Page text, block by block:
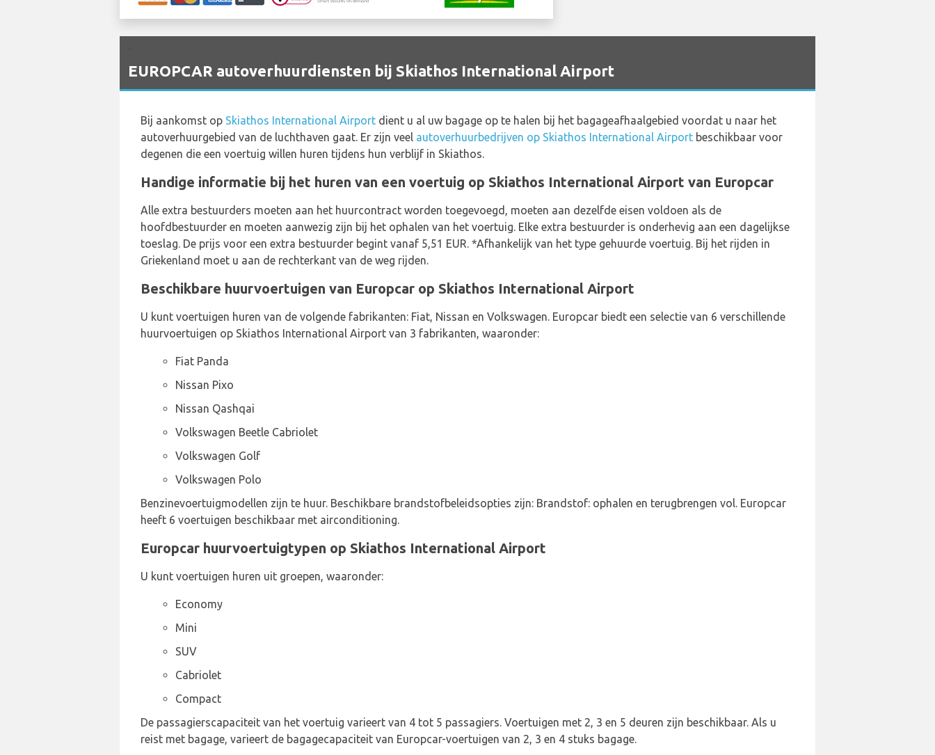
EUROPCAR autoverhuurdiensten bij Skiathos International Airport
Bij aankomst op Skiathos International Airport dient u al uw bagage op te halen bij het bagageafhaalgebied voordat u naar het
autoverhuurgebied van de luchthaven gaat. Er zijn veel autoverhuurbedrijven op Skiathos International Airport beschikbaar voor
degenen die een voertuig willen huren tijdens hun verblijf in Skiathos.
Handige informatie bij het huren van een voertuig op Skiathos International Airport van Europcar
Alle extra bestuurders moeten aan het huurcontract worden toegevoegd, moeten aan dezelfde eisen voldoen als de
hoofdbestuurder en moeten aanwezig zijn bij het ophalen van het voertuig. Elke extra bestuurder is onderhevig aan een dagelijkse
toeslag. De prijs voor een extra bestuurder begint vanaf 5,51 EUR. *Afhankelijk van het type gehuurde voertuig. Bij het rijden in
Griekenland moet u aan de rechterkant van de weg rijden.
Beschikbare huurvoertuigen van Europcar op Skiathos International Airport
U kunt voertuigen huren van de volgende fabrikanten: Fiat, Nissan en Volkswagen. Europcar biedt een selectie van 6 verschillende
huurvoertuigen op Skiathos International Airport van 3 fabrikanten, waaronder:
Fiat Panda
Nissan Pixo
Nissan Qashqai
Volkswagen Beetle Cabriolet
Volkswagen Golf
Volkswagen Polo
Benzinevoertuigmodellen zijn te huur. Beschikbare brandstofbeleidsopties zijn: Brandstof: ophalen en terugbrengen vol. Europcar
heeft 6 voertuigen beschikbaar met airconditioning.
Europcar huurvoertuigtypen op Skiathos International Airport
U kunt voertuigen huren uit groepen, waaronder:
Economy
Mini
SUV
Cabriolet
Compact
De passagierscapaciteit van het voertuig varieert van 4 tot 5 passagiers. Voertuigen met 2, 3 en 5 deuren zijn beschikbaar. Als u
reist met bagage, varieert de bagagecapaciteit van Europcar-voertuigen van 2, 3 en 4 stuks bagage.